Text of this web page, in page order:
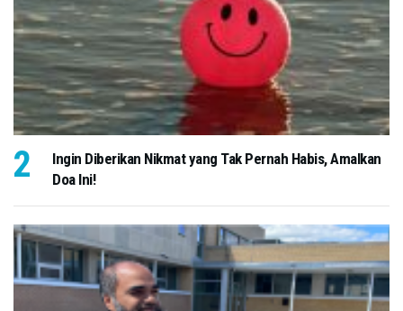
Ingin Diberikan Nikmat yang Tak Pernah Habis, Amalkan
Doa Ini!